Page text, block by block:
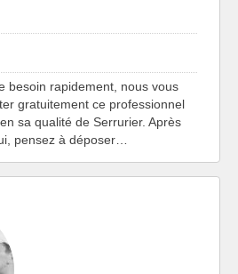
besoin rapidement, nous vous
gratuitement ce professionnel
sa qualité de Serrurier. Après
pensez à déposer…